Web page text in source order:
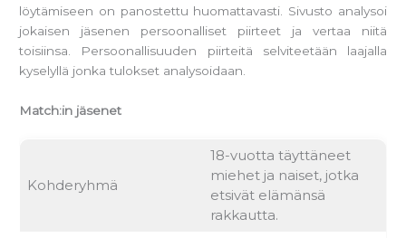
löytämiseen on panostettu huomattavasti. Sivusto analysoi
jokaisen jäsenen persoonalliset piirteet ja vertaa niitä
toisiinsa. Persoonallisuuden piirteitä selviteetään laajalla
kyselyllä jonka tulokset analysoidaan.
Match:in jäsenet
Kohderyhmä
18-vuotta täyttäneet
miehet ja naiset, jotka
etsivät elämänsä
rakkautta.